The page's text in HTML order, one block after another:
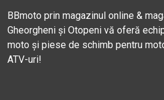
BBmoto prin magazinul online &
Gheorgheni și Otopeni vă oferă
moto și piese de schimb pentru
ATV-uri!